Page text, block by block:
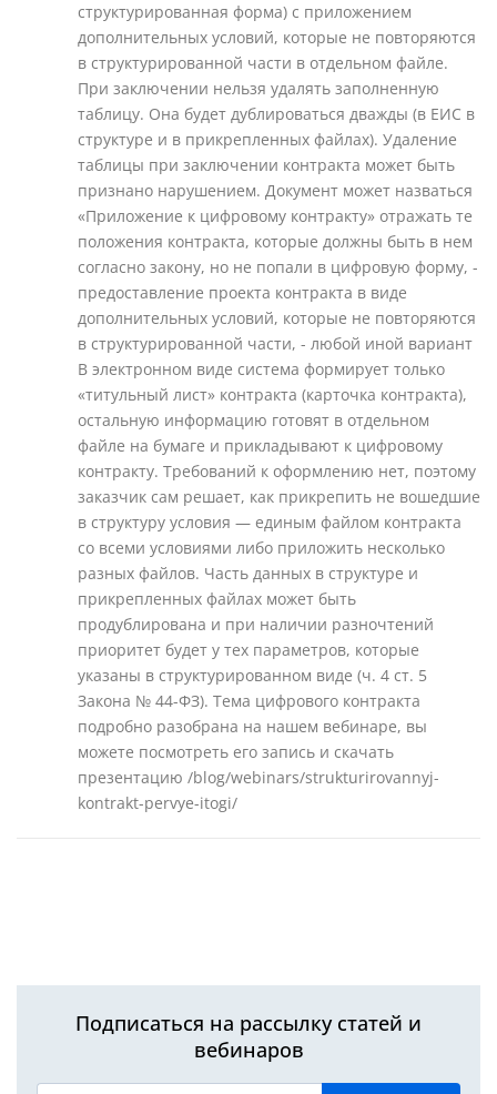
структурированная форма) с приложением
дополнительных условий, которые не повторяются
в структурированной части в отдельном файле.
При заключении нельзя удалять заполненную
таблицу. Она будет дублироваться дважды (в ЕИС в
структуре и в прикрепленных файлах). Удаление
таблицы при заключении контракта может быть
признано нарушением. Документ может назваться
«Приложение к цифровому контракту» отражать те
положения контракта, которые должны быть в нем
согласно закону, но не попали в цифровую форму, -
предоставление проекта контракта в виде
дополнительных условий, которые не повторяются
в структурированной части, - любой иной вариант
В электронном виде система формирует только
«титульный лист» контракта (карточка контракта),
остальную информацию готовят в отдельном
файле на бумаге и прикладывают к цифровому
контракту. Требований к оформлению нет, поэтому
заказчик сам решает, как прикрепить не вошедшие
в структуру условия — единым файлом контракта
со всеми условиями либо приложить несколько
разных файлов. Часть данных в структуре и
прикрепленных файлах может быть
продублирована и при наличии разночтений
приоритет будет у тех параметров, которые
указаны в структурированном виде (ч. 4 ст. 5
Закона № 44-ФЗ). Тема цифрового контракта
подробно разобрана на нашем вебинаре, вы
можете посмотреть его запись и скачать
презентацию /blog/webinars/strukturirovannyj-
kontrakt-pervye-itogi/
Подписаться на рассылку статей и
вебинаров